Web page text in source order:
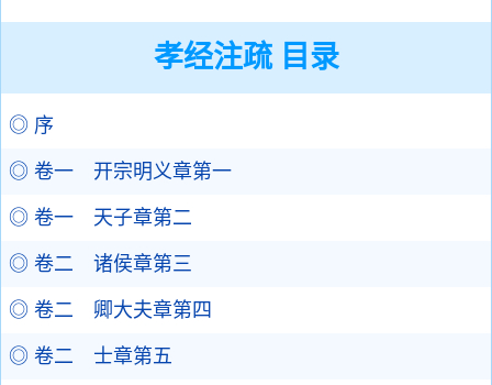
孝经注疏 目录
◎ 序
◎ 卷一 开宗明义章第一
◎ 卷一 天子章第二
◎ 卷二 诸侯章第三
◎ 卷二 卿大夫章第四
◎ 卷二 士章第五